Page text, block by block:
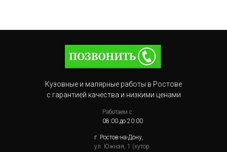
Кузовные и малярные работы в Ростове
с гарантией качества и низкими ценами
Работаем с
08:00 до 20:00
г. Ростов-на-Дону,
ул. Южная, 1 (хутор